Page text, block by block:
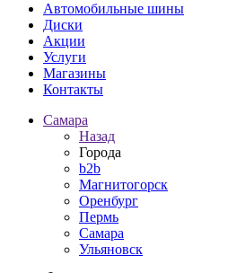
Автомобильные шины
Диски
Акции
Услуги
Магазины
Контакты
Самара
Назад
Города
b2b
Магнитогорск
Оренбург
Пермь
Самара
Ульяновск